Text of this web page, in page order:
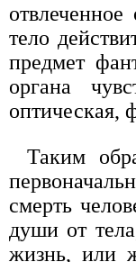
тело
предмет
органа
оптическая,
Таким
смерть
души от
жизнь, или